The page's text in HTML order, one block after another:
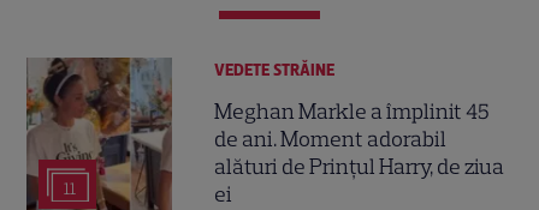
11
VEDETE STRĂINE
Meghan Markle a împlinit 45
de ani. Moment adorabil
alături de Prințul Harry, de ziua
ei